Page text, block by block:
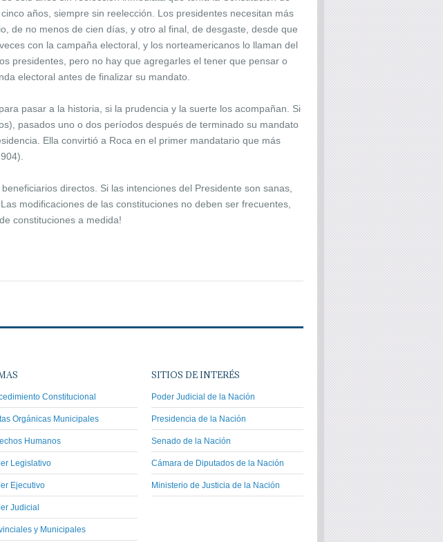
años, siempre sin reelección. Los presidentes necesitan más
de no menos de cien días, y otro al final, de desgaste, desde que
con la campaña electoral, y los norteamericanos lo llaman del
presidentes, pero no hay que agregarles el tener que pensar o
electoral antes de finalizar su mandato.
pasar a la historia, si la prudencia y la suerte los acompañan. Si
pasados uno o dos períodos después de terminado su mandato
Ella convirtió a Roca en el primer mandatario que más
directos. Si las intenciones del Presidente son sanas,
modificaciones de las constituciones no deben ser frecuentes,
constituciones a medida!
Constitucional
Orgánicas Municipales
Humanos
Legislativo
Ejecutivo
Judicial
y Municipales
SITIOS DE INTERÉS
Poder Judicial de la Nación
Presidencia de la Nación
Senado de la Nación
Cámara de Diputados de la Nación
Ministerio de Justicia de la Nación